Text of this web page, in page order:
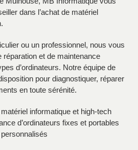
dans l’achat de matériel
ou un professionnel, nous vous
et de maintenance
d’ordinateurs. Notre équipe de
pour diagnostiquer, réparer
en toute sérénité.
informatique et high-tech
d’ordinateurs fixes et portables